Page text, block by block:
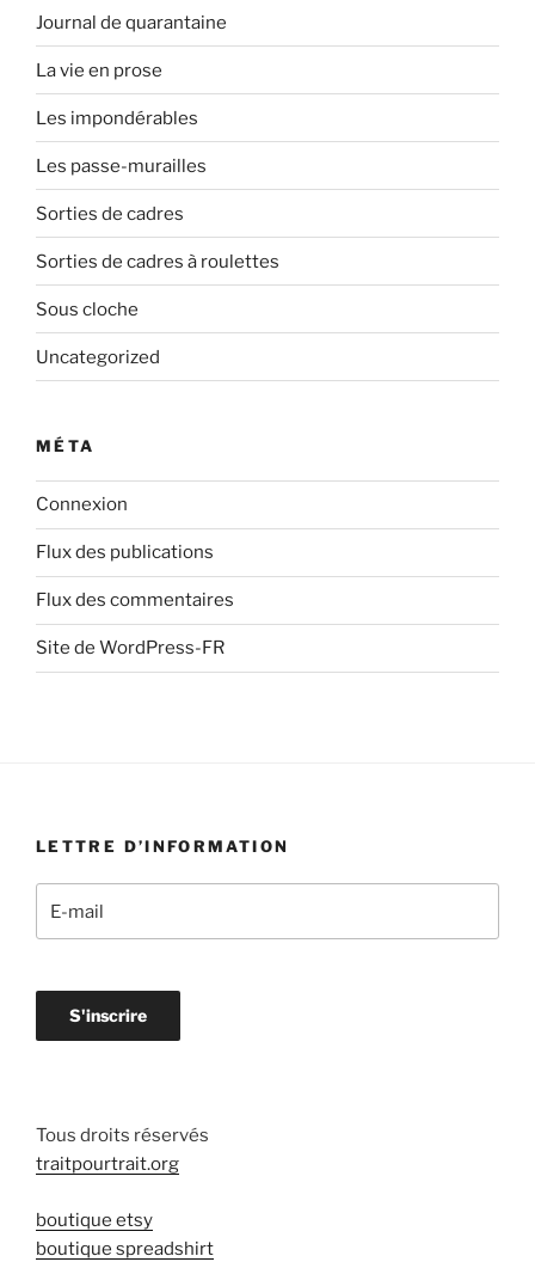
Journal de quarantaine
La vie en prose
Les impondérables
Les passe-murailles
Sorties de cadres
Sorties de cadres à roulettes
Sous cloche
Uncategorized
MÉTA
Connexion
Flux des publications
Flux des commentaires
Site de WordPress-FR
LETTRE D’INFORMATION
Tous droits réservés
traitpourtrait.org
boutique etsy
boutique spreadshirt